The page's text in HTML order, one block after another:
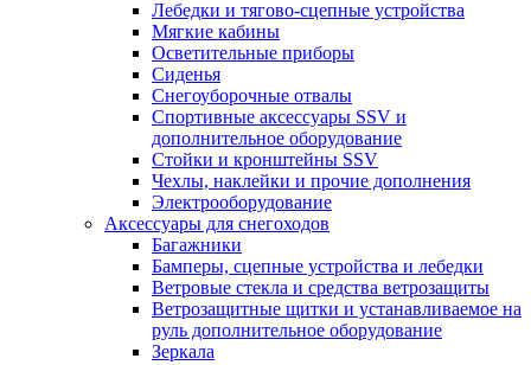
Лебедки и тягово-сцепные устройства
Мягкие кабины
Осветительные приборы
Сиденья
Снегоуборочные отвалы
Спортивные аксессуары SSV и
дополнительное оборудование
Стойки и кронштейны SSV
Чехлы, наклейки и прочие дополнения
Электрооборудование
Аксессуары для снегоходов
Багажники
Бамперы, сцепные устройства и лебедки
Ветровые стекла и средства ветрозащиты
Ветрозащитные щитки и устанавливаемое на
руль дополнительное оборудование
Зеркала